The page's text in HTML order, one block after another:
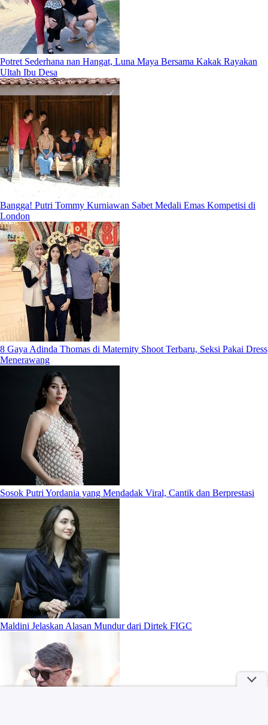
Potret Sederhana nan Hangat, Luna Maya Bersama Kakak Rayakan
Ultah Ibu Desa
Bangga! Putri Tommy Kurniawan Sabet Medali Emas Kompetisi di
London
8 Gaya Adinda Thomas di Maternity Shoot Terbaru, Seksi Pakai Dress
Menerawang
Sosok Putri Yordania yang Mendadak Viral, Cantik dan Berprestasi
Maldini Jelaskan Alasan Mundur dari Dirtek FIGC